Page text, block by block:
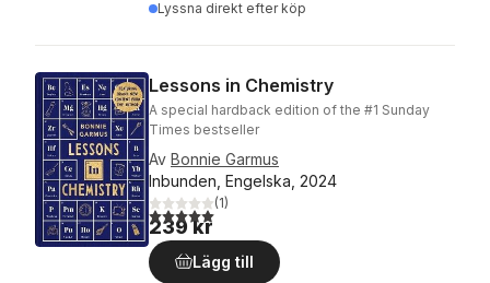
Lyssna direkt efter köp
Lessons in Chemistry
A special hardback edition of the #1 Sunday
Times bestseller
Av Bonnie Garmus
Inbunden, Engelska, 2024
5,0utav 5 stjärnor. Totalt antal röster:
(1)
239 kr
Lägg till